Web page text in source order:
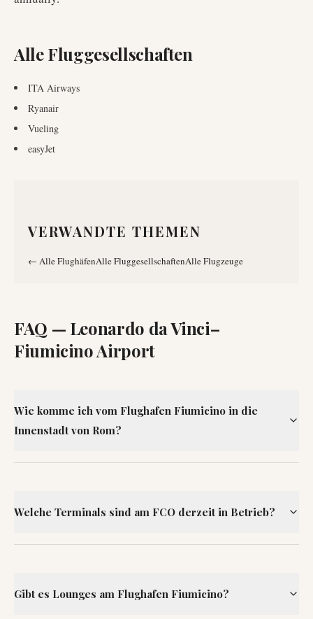
Alle Fluggesellschaften
ITA Airways
Ryanair
Vueling
easyJet
VERWANDTE THEMEN
← Alle FlughäfenAlle FluggesellschaftenAlle Flugzeuge
FAQ — Leonardo da Vinci–
Fiumicino Airport
Wie komme ich vom Flughafen Fiumicino in die
Innenstadt von Rom?
Welche Terminals sind am FCO derzeit in Betrieb?
Gibt es Lounges am Flughafen Fiumicino?